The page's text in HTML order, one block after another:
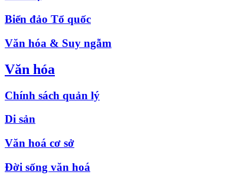
Biển đảo Tổ quốc
Văn hóa & Suy ngẫm
Văn hóa
Chính sách quản lý
Di sản
Văn hoá cơ sở
Đời sống văn hoá